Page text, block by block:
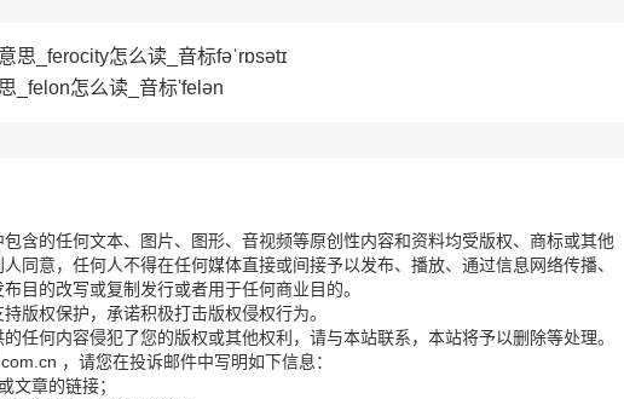
思_ferocity怎么读_音标fəˈrɒsətɪ
_felon怎么读_音标'felən
含的任何文本、图片、图形、音视频等原创性内容和资料均受版权、商标或其他
同意，任何人不得在任何媒体直接或间接予以发布、播放、通过信息网络传播、
目的改写或复制发行或者用于任何商业目的。
版权保护，承诺积极打击版权侵权行为。
任何内容侵犯了您的版权或其他权利，请与本站联系，本站将予以删除等处理。
，请您在投诉邮件中写明如下信息：
文章的链接；